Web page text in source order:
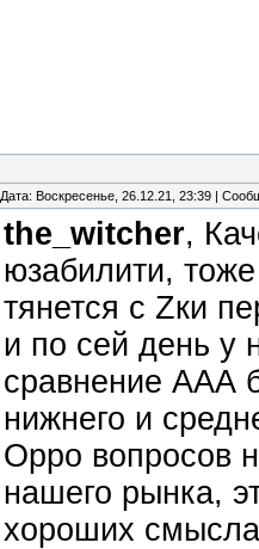
Дата: Воскресенье, 26.12.21, 23:39 |
the_witcher,
юзабилити,
тянется с Zки
и по сей день у
сравнение ААА
нижнего и
Oppo вопросов
нашего рынка,
хороших